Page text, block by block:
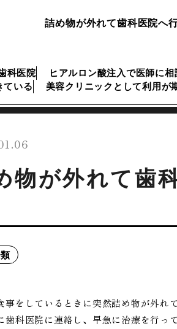
詰め物が外れて歯科医院へ
科医院 ヒアルロン酸注入で医師に相
ている
美容クリニックとして利用が
物が外れて歯
事をしているときに突然詰め物が外れ
歯科医院に連絡し、早急に治療を行っ